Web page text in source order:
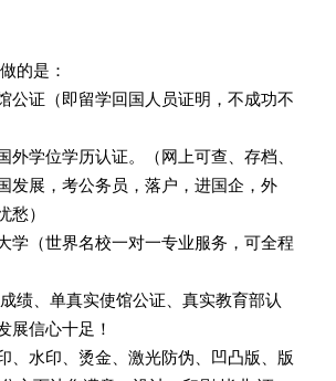
的是：
公证（即留学回国人员证明，不成功不
学位学历认证。（网上可查、存档、
发展，考公务员，落户，进国企，外
愁）
学（世界名校一对一专业服务，可全程
绩、单真实使馆公证、真实教育部认
展信心十足！
、水印、烫金、激光防伪、凹凸版、版